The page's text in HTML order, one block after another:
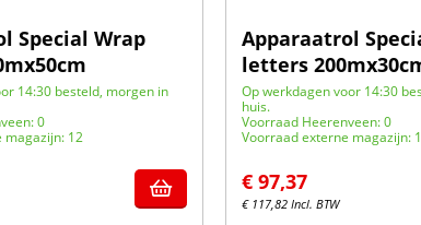
Special Wrap
14:30 besteld, morgen in
0
magazijn: 12
Apparaatrol
letters
Op werkdagen voor 14:30
huis.
Voorraad Heerenveen: 0
Voorraad externe magazijn:
€ 97,37
€ 117,82 Incl. BTW